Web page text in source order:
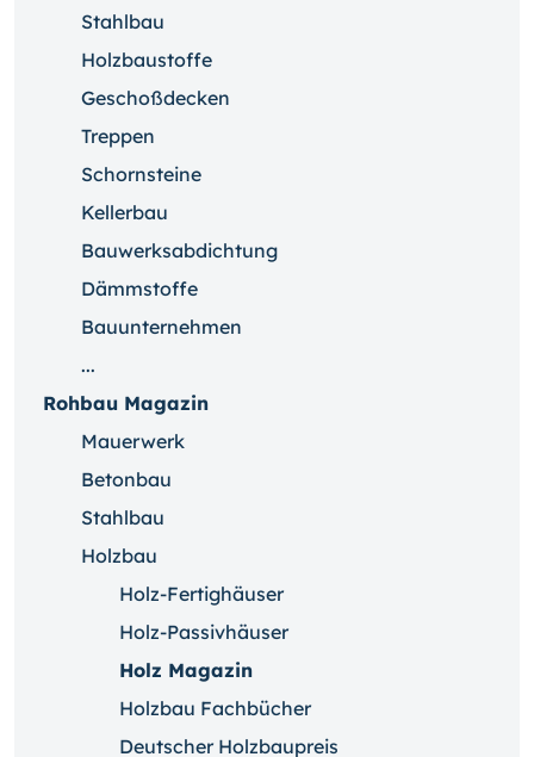
Stahlbau
Holzbaustoffe
Geschoßdecken
Treppen
Schornsteine
Kellerbau
Bauwerksabdichtung
Dämmstoffe
Bauunternehmen
...
Rohbau Magazin
Mauerwerk
Betonbau
Stahlbau
Holzbau
Holz-Fertighäuser
Holz-Passivhäuser
Holz Magazin
Holzbau Fachbücher
Deutscher Holzbaupreis